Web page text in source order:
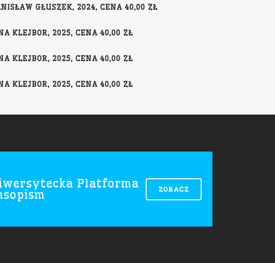
GŁUSZEK, 2024, CENA 40,00 ZŁ
KLEJBOR, 2025, CENA 40,00 ZŁ
KLEJBOR, 2025, CENA 40,00 ZŁ
KLEJBOR, 2025, CENA 40,00 ZŁ
Platforma ZOBACZ